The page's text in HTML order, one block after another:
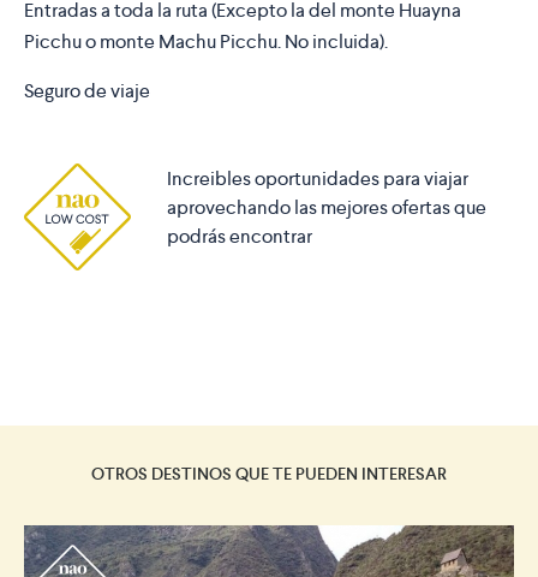
Entradas a toda la ruta (Excepto la del monte Huayna
Picchu o monte Machu Picchu. No incluida).
Seguro de viaje
Increibles oportunidades para viajar
aprovechando las mejores ofertas que
podrás encontrar
OTROS DESTINOS QUE TE PUEDEN INTERESAR